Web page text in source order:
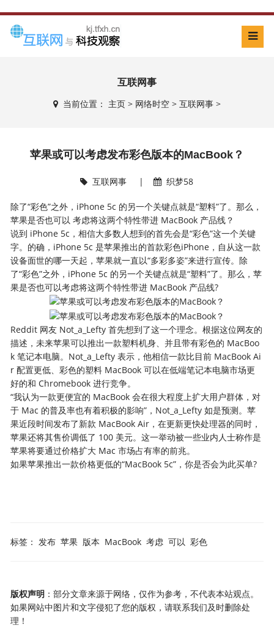
互联网事
当前位置： 主页> 网络时空> 互联网事>
苹果或可以考虑发布彩色版本的MacBook？
互联网事 | 织梦58
除了“彩色”之外，iPhone 5c 的另一个关键点就是“塑料”了。那么，
苹果是否也可以 考虑将这两个特性带进 MacBook 产品线？
说到 iPhone 5c，相信大多数人想到的首先会是“彩色”这一个关键
字。的确，iPhone 5c 是苹果推出的首款彩色iPhone，自从这一款
设备面世的哪一天起，苹果就一直以“多彩多姿”来进行宣传。除
了“彩色”之外，iPhone 5c 的另一个关键点就是“塑料”了。那么，苹
果是否也可以考虑将这两个特性带进 MacBook 产品线?
Reddit 网友 Not_a_Lefty 首先想到了这一个理念。根据这位网友的
描述，未来苹果可以推出一款塑料机身、并且带有彩色的 MacBoo
k 笔记本电脑。Not_a_Lefty 表示，他相信一款比目前 MacBook Ai
r 配置更低、彩色的塑料 MacBook 可以在低端笔记本电脑市场更
好的和 Chromebook 进行竞争。
“我认为一款更便宜的 MacBook 会在很大程度上扩大用户群体，对
于 Mac 的普及率也有着积极的影响”，Not_a_Lefty 如是预测。苹
果近段时间发布了新款 MacBook Air，在更新更快处理器的同时，
苹果还将其售价调低了 100 美元。这一举动被一些业内人士称作是
苹果将要通过价格扩大 Mac 市场占有率的前兆。
如果苹果推出一款价格更低的“MacBook 5c”，你是否会为此买单?
标签： 发布 苹果 版本 MacBook 考虑 可以 彩色
版权声明 ：部分文章来源于网络，仅作为参考，不代表本站观点。
如果网站中图片和文字侵犯了您的版权，请联系我们及时删除处
理！